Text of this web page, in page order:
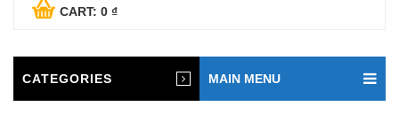
CART: 0 ₫
CATEGORIES MAIN MENU